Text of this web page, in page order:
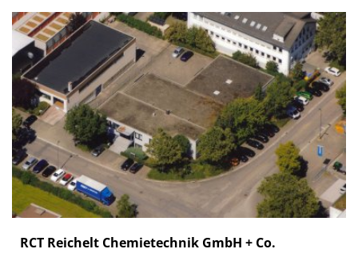
RCT Reichelt Chemietechnik GmbH + Co.